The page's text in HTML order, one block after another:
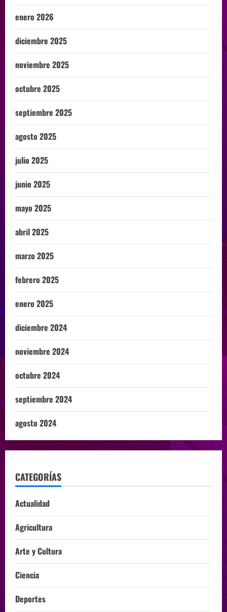
enero 2026
diciembre 2025
noviembre 2025
octubre 2025
septiembre 2025
agosto 2025
julio 2025
junio 2025
mayo 2025
abril 2025
marzo 2025
febrero 2025
enero 2025
diciembre 2024
noviembre 2024
octubre 2024
septiembre 2024
agosto 2024
CATEGORÍAS
Actualidad
Agricultura
Arte y Cultura
Ciencia
Deportes